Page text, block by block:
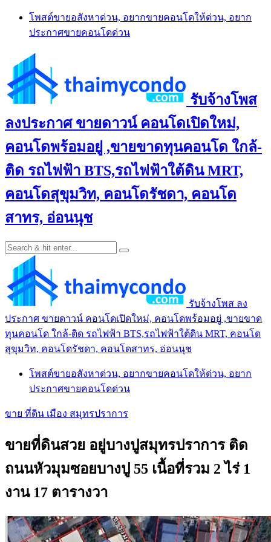
Skip
content
โพสต์ขายอสังหาด่วน, อยากขายคอนโดให้ด่วน, อยาก
ประกาศขายคอนโดด่วน
รับจ้างโพส
ลงประกาศ ขายดาวน์ คอนโดเปิดใหม่,
คอนโดพร้อมอยู่ ,ขายขาดทุนคอนโด ใกล้-
ติด รถไฟฟ้า BTS,รถไฟฟ้าใต้ดิน MRT,
คอนโดสุขุมวิท, คอนโดรัชดา, คอนโด
สาทร, อ่อนนุช
รับจ้างโพส ลง
ประกาศ ขายดาวน์ คอนโดเปิดใหม่, คอนโดพร้อมอยู่ ,ขายขาด
ทุนคอนโด ใกล้-ติด รถไฟฟ้า BTS,รถไฟฟ้าใต้ดิน MRT, คอนโด
สุขุมวิท, คอนโดรัชดา, คอนโดสาทร, อ่อนนุช
โพสต์ขายอสังหาด่วน, อยากขายคอนโดให้ด่วน, อยาก
ประกาศขายคอนโดด่วน
ขาย ที่ดิน เมือง สมุทรปราการ
ขายที่ดินสวย อยู่บางปูสมุทรปราการ ติด
ถนนหัวมุมซอยบางปู 55 เนื้อที่รวม 2 ไร่ 1
งาน 17 ตารางวา